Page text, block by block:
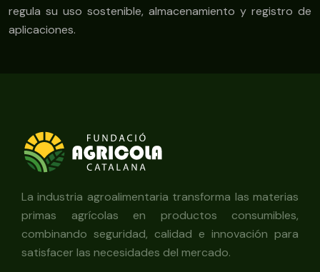
regula su uso sostenible, almacenamiento y registro de
aplicaciones.
La industria agroalimentaria transforma las materias
primas agrícolas en productos consumibles,
combinando seguridad, calidad e innovación para
satisfacer las necesidades del mercado.